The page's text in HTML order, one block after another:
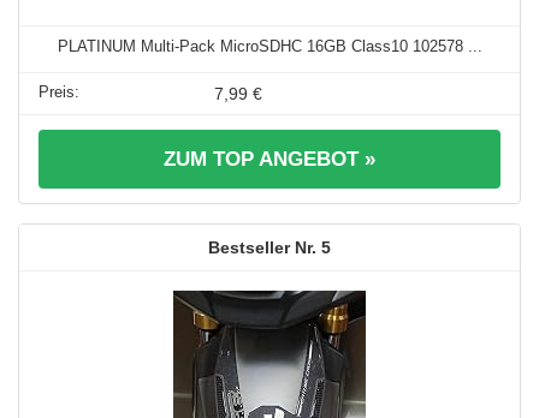
PLATINUM Multi-Pack MicroSDHC 16GB Class10 102578 ...
7,99 €
ZUM TOP ANGEBOT »
5